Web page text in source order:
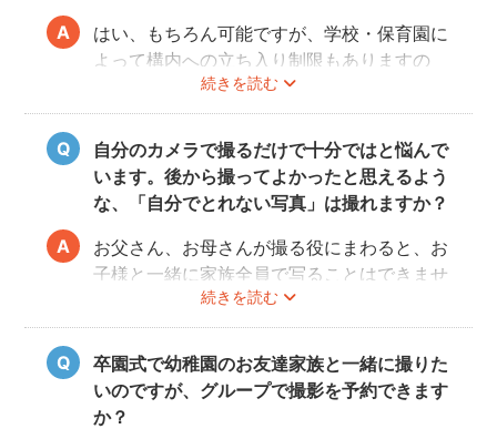
続きを読む
はい、もちろん可能ですが、学校・保育園に
よって構内への立ち入り制限もありますの
で、事前にご確認をお願いいたします。
自分のカメラで撮るだけで十分ではと悩んで
います。後から撮ってよかったと思えるよう
な、「自分でとれない写真」は撮れますか？
続きを読む
お父さん、お母さんが撮る役にまわると、お
子様と一緒に家族全員で写ることはできませ
んし、プロの機材や構図ならではのクオリテ
ィもあります。
10年後、20年後に見返して、撮ってよかっ
たと思っていただける写真をお届けします。
卒園式で幼稚園のお友達家族と一緒に撮りた
いのですが、グループで撮影を予約できます
か？